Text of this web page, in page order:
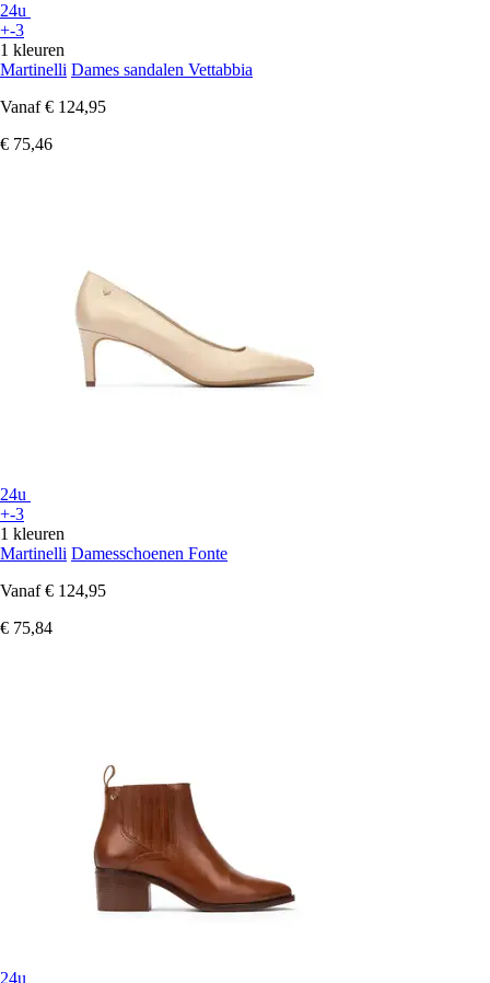
24u
+-3
1 kleuren
Martinelli Dames sandalen Vettabbia
Vanaf € 124,95
€ 75,46
24u
+-3
1 kleuren
Martinelli Damesschoenen Fonte
Vanaf € 124,95
€ 75,84
24u